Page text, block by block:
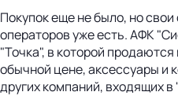
Покупок еще не было, но свои
операторов уже есть. АФК
"Точка", в которой
обычной цене, аксессуары и
других компаний, входящих в